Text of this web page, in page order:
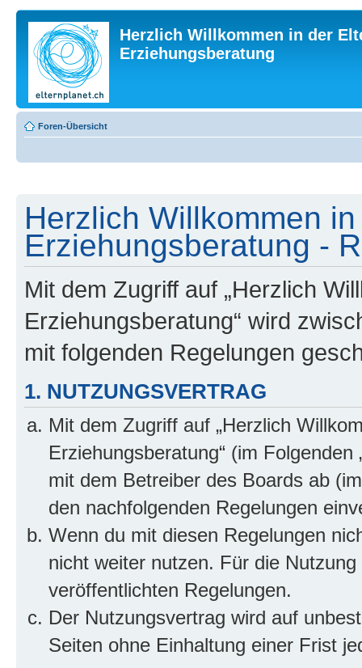
Herzlich Willkommen in der
Erziehungsberatung
Foren-Übersicht
Herzlich Willkommen
Erziehungsberatung -
Mit dem Zugriff auf „Herzlich
Erziehungsberatung“ wird
mit folgenden Regelungen
1. NUTZUNGSVERTRAG
Mit dem Zugriff auf „Herzlich
Erziehungsberatung“ (im
mit dem Betreiber des Boards ab
den nachfolgenden Regelungen
Wenn du mit diesen Regelungen
nicht weiter nutzen. Für die
veröffentlichten Regelungen.
Der Nutzungsvertrag wird auf
Seiten ohne Einhaltung einer Frist